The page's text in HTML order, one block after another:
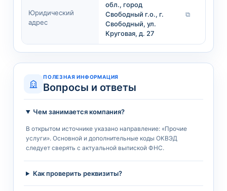
Юридический
адрес
обл., город
Свободный г.о., г.
Свободный, ул.
Круговая, д. 27
⧉
ПОЛЕЗНАЯ ИНФОРМАЦИЯ
Вопросы и ответы
Чем занимается компания?
В открытом источнике указано направление: «Прочие
услуги». Основной и дополнительные коды ОКВЭД
следует сверять с актуальной выпиской ФНС.
Как проверить реквизиты?